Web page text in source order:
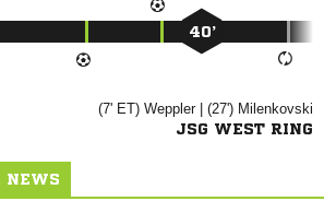
40’
(7' ET) | (27') 
JSG WEST RING
NEWS